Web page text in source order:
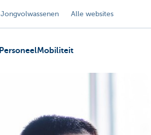
Jongvolwassenen Alle websites
PersoneelMobiliteit